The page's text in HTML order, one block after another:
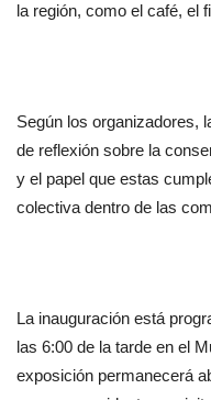
la región, como el café, el
Según los organizadores,
de reflexión sobre la
y el papel que estas
colectiva dentro de las
La inauguración está
las 6:00 de la tarde en el
exposición permanecerá